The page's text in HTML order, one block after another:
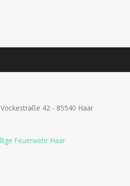
42 - 85540 Haar
Feuerwehr Haar